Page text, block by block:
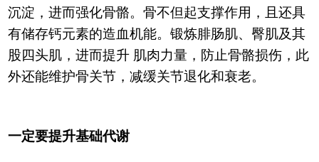
沉淀，进而强化骨骼。骨不但起支撑作用，且还具
有储存钙元素的造血机能。锻炼腓肠肌、臀肌及其
股四头肌，进而提升 肌肉力量，防止骨骼损伤，此
外还能维护骨关节，减缓关节退化和衰老。
一定要提升基础代谢